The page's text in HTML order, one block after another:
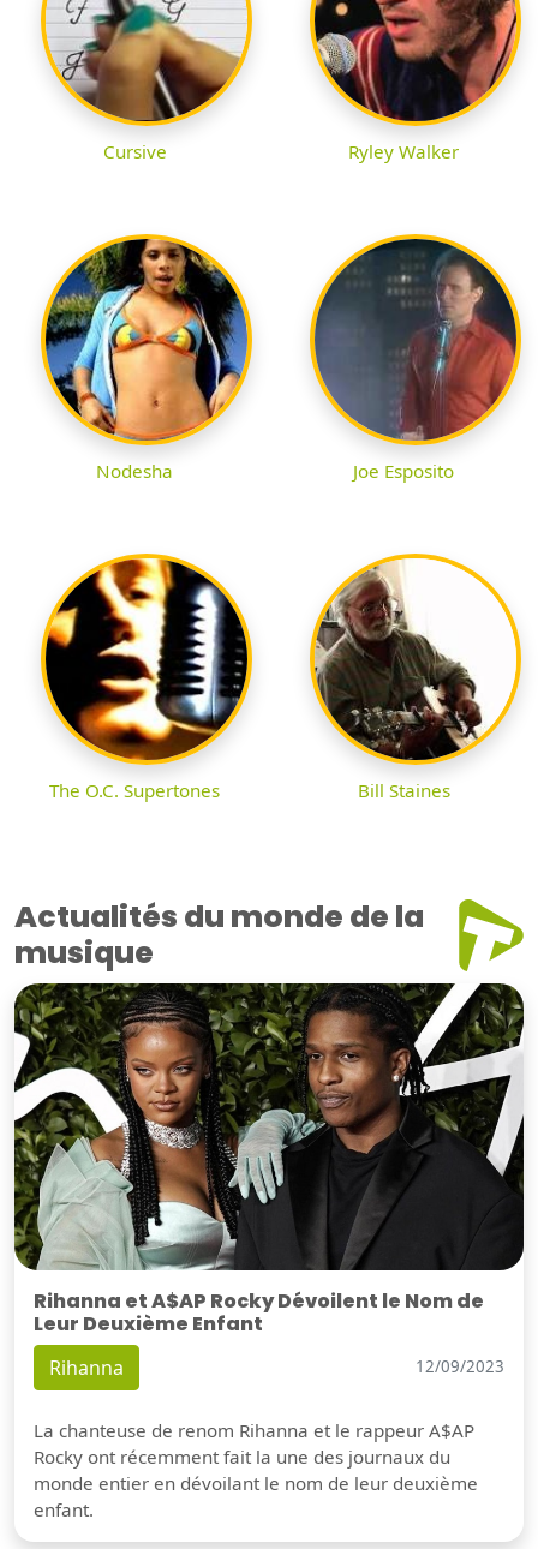
Cursive Ryley Walker
Nodesha Joe Esposito
The O.C. Supertones Bill Staines
Actualités du monde de la
musique
Rihanna et A$AP Rocky Dévoilent le Nom de
Leur Deuxième Enfant
Rihanna 12/09/2023
La chanteuse de renom Rihanna et le rappeur A$AP
Rocky ont récemment fait la une des journaux du
monde entier en dévoilant le nom de leur deuxième
enfant.